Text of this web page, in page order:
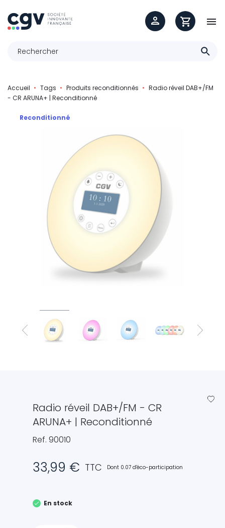

Accueil Tags Produits reconditionnés
Radio réveil DAB+/FM
- CR ARUNA+ | Reconditionné
Reconditionné
Radio réveil DAB+/FM - CR
ARUNA+ | Reconditionné
favorite_border
Ref. 90010
33,99 € TTC Dont 0.07 d'éco-participation
En stock